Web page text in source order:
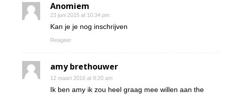
Anomiem
23 juni 2015 at 10:34 pm
Kan je je nog inschrijven
Reageer
amy brethouwer
12 maart 2016 at 9:20 am
Ik ben amy ik zou heel graag mee willen aan the